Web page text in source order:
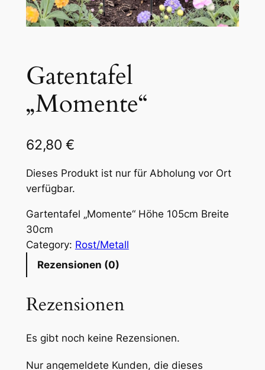
Gatentafel
„Momente“
62,80 €
Dieses Produkt ist nur für Abholung vor Ort
verfügbar.
Gartentafel „Momente“ Höhe 105cm Breite
30cm
Category: Rost/Metall
Rezensionen (0)
Rezensionen
Es gibt noch keine Rezensionen.
Nur angemeldete Kunden, die dieses